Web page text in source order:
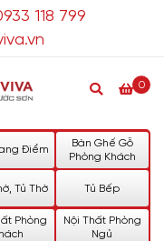
118 799
0
Điểm
Bàn Ghế Gỗ
Phòng Khách
Tủ Thờ Tủ Bếp
Phòng
Nội Thất Phòng
Ngủ